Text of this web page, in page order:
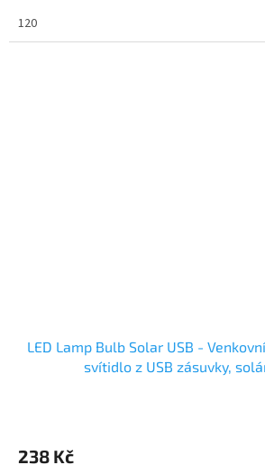
120
LED Lamp Bulb Solar USB -
svítidlo z USB zásuvky,
238 Kč